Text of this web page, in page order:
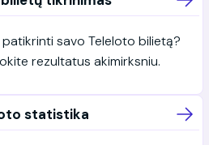
savo Teleloto bilietą?
rezultatus akimirksniu.
statistika